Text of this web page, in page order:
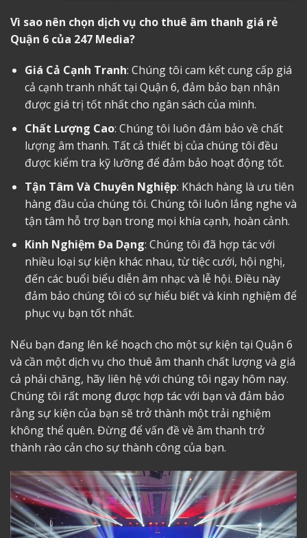
Vì sao nên chọn dịch vụ cho thuê âm thanh giá rẻ
Quận 6 của 247 Media?
Giá Cả Cạnh Tranh: Chúng tôi cam kết cung cấp giá
cả cạnh tranh nhất tại Quận 6, đảm bảo bạn nhận
được giá trị tốt nhất cho ngân sách của mình.
Chất Lượng Cao: Chúng tôi luôn đảm bảo về chất
lượng âm thanh. Tất cả thiết bị của chúng tôi đều
được kiểm tra kỹ lưỡng để đảm bảo hoạt động tốt.
Tận Tâm Và Chuyên Nghiệp: Khách hàng là ưu tiên
hàng đầu của chúng tôi. Chúng tôi luôn lắng nghe và
tận tâm hỗ trợ bạn trong mọi khía cạnh, hoàn cảnh.
Kinh Nghiệm Đa Dạng: Chúng tôi đã hợp tác với
nhiều loại sự kiện khác nhau, từ tiệc cưới, hội nghị,
đến các buổi biểu diễn âm nhạc và lễ hội. Điều này
đảm bảo chúng tôi có sự hiểu biết và kinh nghiệm để
phục vụ bạn tốt nhất.
Nếu bạn đang lên kế hoạch cho một sự kiện tại Quận 6
và cần một dịch vụ cho thuê âm thanh chất lượng và giá
cả phải chăng, hãy liên hệ với chúng tôi ngay hôm nay.
Chúng tôi rất mong được hợp tác với bạn và đảm bảo
rằng sự kiện của bạn sẽ trở thành một trải nghiệm
không thể quên. Đừng để vấn đề về âm thanh trở
thành rào cản cho sự thành công của bạn.